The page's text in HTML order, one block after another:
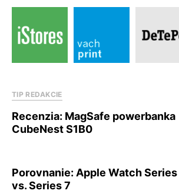
TIP REDAKCIE
Recenzia: MagSafe powerbanka
CubeNest S1B0
Porovnanie: Apple Watch Series
vs. Series 7